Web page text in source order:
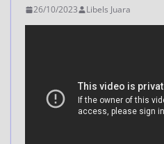
26/10/2023 Libels Juara